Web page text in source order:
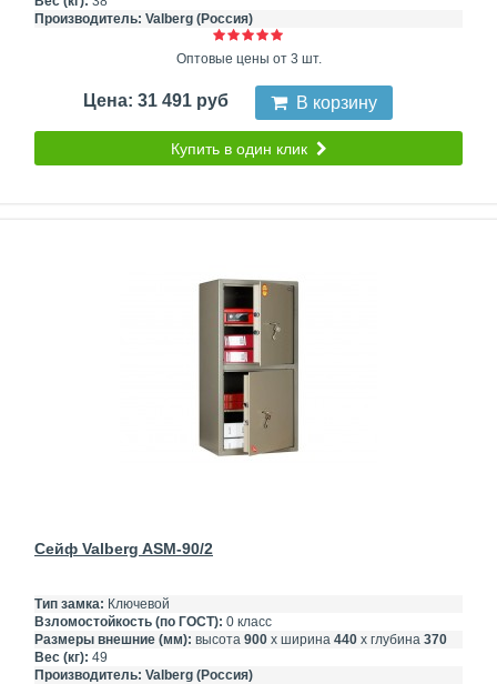
Производитель: Valberg (Россия)
Оптовые цены от 3 шт.
Цена: 31 491 руб В корзину
Купить в один клик
Сейф Valberg ASM-90/2
Тип замка: Ключевой
Взломостойкость (по ГОСТ): 0 класс
Размеры внешние (мм): высота 900 х ширина 440 х глубина 370
Вес (кг): 49
Производитель: Valberg (Россия)